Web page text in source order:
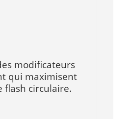
modificateurs
qui maximisent
flash circulaire.